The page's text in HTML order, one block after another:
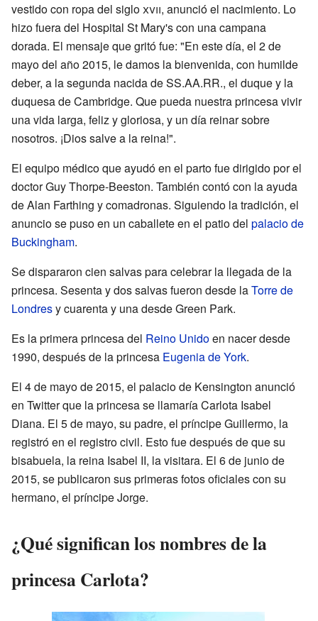
vestido con ropa del sigloxvii, anunció el nacimiento. Lo
hizo fuera del Hospital St Mary's con una campana
dorada. El mensaje que gritó fue: "En este día, el 2 de
mayo del año 2015, le damos la bienvenida, con humilde
deber, a la segunda nacida de SS.AA.RR., el duque y la
duquesa de Cambridge. Que pueda nuestra princesa vivir
una vida larga, feliz y gloriosa, y un día reinar sobre
nosotros. ¡Dios salve a la reina!".
El equipo médico que ayudó en el parto fue dirigido por el
doctor Guy Thorpe-Beeston. También contó con la ayuda
de Alan Farthing y comadronas. Siguiendo la tradición, el
anuncio se puso en un caballete en el patio del palacio de
Buckingham.
Se dispararon cien salvas para celebrar la llegada de la
princesa. Sesenta y dos salvas fueron desde laTorre de
Londresy cuarenta y una desde Green Park.
Es la primera princesa del Reino Unidoen nacer desde
1990, después de la princesa Eugenia de York.
El 4 de mayo de 2015, el palacio de Kensington anunció
en Twitter que la princesa se llamaría Carlota Isabel
Diana. El 5 de mayo, su padre, el príncipe Guillermo, la
registró en el registro civil. Esto fue después de que su
bisabuela, la reina Isabel II, la visitara. El 6 de junio de
2015, se publicaron sus primeras fotos oficiales con su
hermano, el príncipe Jorge.
¿Qué significan los nombres de la
princesa Carlota?